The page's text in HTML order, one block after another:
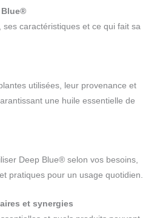
Blue®
ses caractéristiques et ce qui fait sa
utilisées, leur provenance et
une huile essentielle de
Deep Blue® selon vos besoins,
pratiques pour un usage quotidien.
et synergies